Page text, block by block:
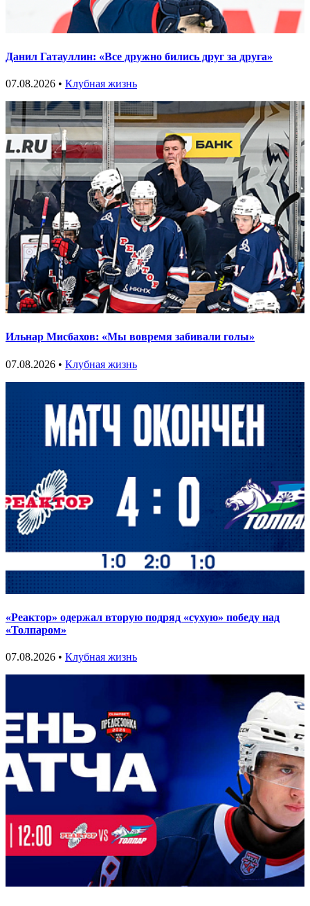
Данил Гатауллин: «Все дружно бились друг за друга»
07.08.2026 • Клубная жизнь
Ильнар Мисбахов: «Мы вовремя забивали голы»
07.08.2026 • Клубная жизнь
«Реактор» одержал вторую подряд «сухую» победу над
«Толпаром»
07.08.2026 • Клубная жизнь